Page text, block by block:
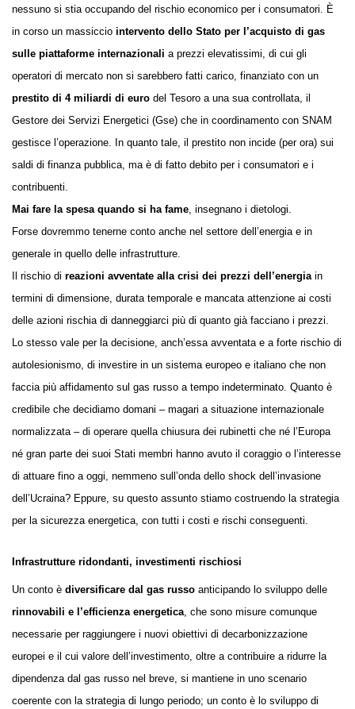
nessuno si stia occupando del rischio economico per i consumatori. È
in corso un massiccio intervento dello Stato per l’acquisto di gas
sulle piattaforme internazionali a prezzi elevatissimi, di cui gli
operatori di mercato non si sarebbero fatti carico, finanziato con un
prestito di 4 miliardi di euro del Tesoro a una sua controllata, il
Gestore dei Servizi Energetici (Gse) che in coordinamento con SNAM
gestisce l’operazione. In quanto tale, il prestito non incide (per ora) sui
saldi di finanza pubblica, ma è di fatto debito per i consumatori e i
contribuenti.
Mai fare la spesa quando si ha fame, insegnano i dietologi.
Forse dovremmo tenerne conto anche nel settore dell’energia e in
generale in quello delle infrastrutture.
Il rischio di reazioni avventate alla crisi dei prezzi dell’energia in
termini di dimensione, durata temporale e mancata attenzione ai costi
delle azioni rischia di danneggiarci più di quanto già facciano i prezzi.
Lo stesso vale per la decisione, anch’essa avventata e a forte rischio di
autolesionismo, di investire in un sistema europeo e italiano che non
faccia più affidamento sul gas russo a tempo indeterminato. Quanto è
credibile che decidiamo domani – magari a situazione internazionale
normalizzata – di operare quella chiusura dei rubinetti che né l’Europa
né gran parte dei suoi Stati membri hanno avuto il coraggio o l’interesse
di attuare fino a oggi, nemmeno sull’onda dello shock dell’invasione
dell’Ucraina? Eppure, su questo assunto stiamo costruendo la strategia
per la sicurezza energetica, con tutti i costi e rischi conseguenti.
Infrastrutture ridondanti, investimenti rischiosi
Un conto è diversificare dal gas russo anticipando lo sviluppo delle
rinnovabili e l’efficienza energetica, che sono misure comunque
necessarie per raggiungere i nuovi obiettivi di decarbonizzazione
europei e il cui valore dell’investimento, oltre a contribuire a ridurre la
dipendenza dal gas russo nel breve, si mantiene in uno scenario
coerente con la strategia di lungo periodo; un conto è lo sviluppo di